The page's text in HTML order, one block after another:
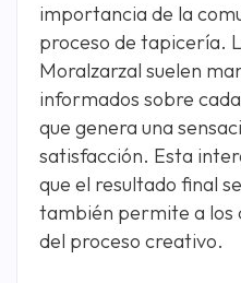
importancia de la
proceso de tapicería.
Moralzarzal suelen
informados sobre
que genera una
satisfacción. Esta
que el resultado final
también permite a los
del proceso creativo.